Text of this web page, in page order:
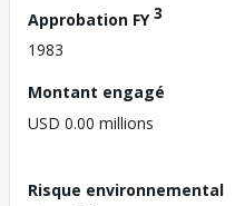
Approbation FY3
1983
Montant engagé
USD 0.00 millions
Risque environnemental